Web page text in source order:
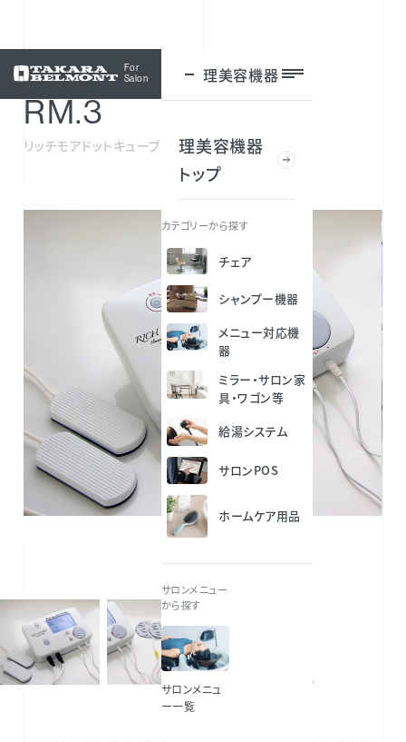
For
Salon
理美容機器
理美容機器
トップ
カテゴリーから探す
チェア
シャンプー機器
メニュー対応機
器
ミラー・サロン家
具・ワゴン等
給湯システム
サロンPOS
ホームケア用品
サロンメニュー
から探す
サロンメニュ
ー一覧
ログイン
RM.3
リッチモアドットキューブ